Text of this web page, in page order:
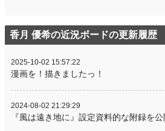
香月 優希の近況ボードの更新履歴
2025-10-02 15:57:22
漫画を！描きましたっ！
2024-08-02 21:29:29
『風は遠き地に』設定資料的な附録を